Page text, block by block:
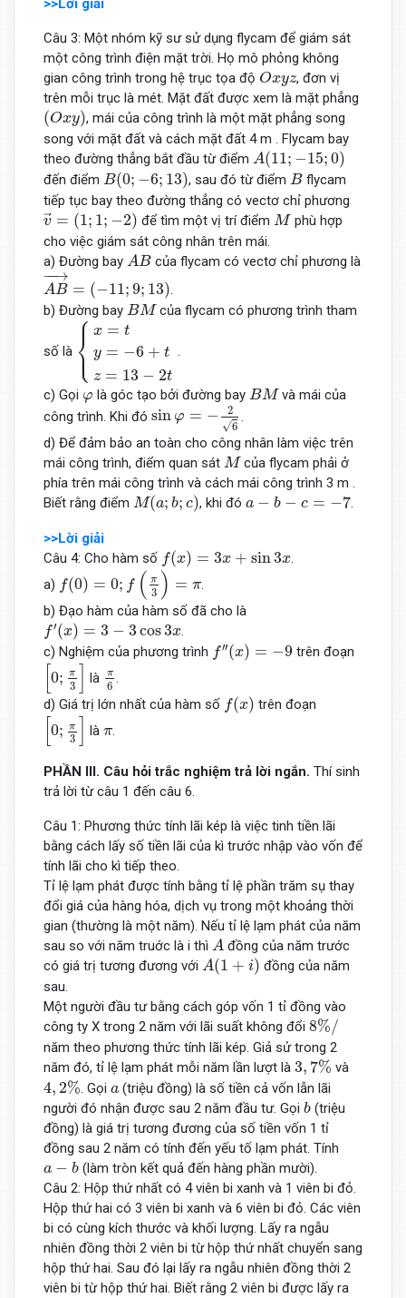
>>Lời giải
Câu 3: Một nhóm kỹ sư sử dụng flycam để giám sát
một công trình điện mặt trời. Họ mô phỏng không
gian công trình trong hệ trục tọa độ Oxyz
Ox y z, đơn vị
trên mỗi trục là mét. Mặt đất được xem là mặt phẳng
(Oxy)
(Ox
, mái của công trình là một mặt phẳng song
song với mặt đất và cách mặt đất 4 m . Flycam bay
theo đường thẳng bắt đầu từ điểm A(11; −15;0)
A(11 − 15;0 )
đến điểm B(0; −6; 13)
B(0; 6;13) , sau đó từ điểm B
Bflycam
tiếp tục bay theo đường thẳng có vectơ chỉ phương
→
v = (1; 1; −2)
v → =(1 1 ;− 2) để tìm một vị trí điểmM
Mphù hợp
cho việc giám sát công nhân trên mái.
a) Đường bay AB
A B của flycam có vectơ chỉ phương là
−
−→
AB = (−11;9; 13)
AB→=(− 11; 9;13 )
.
b) Đường bay BM
BM của flycam có phương trình tham
số là ⎧
⎪
⎨
⎪
⎩
x = t
y = −6 + t
z = 13 − 2t
{x= ty=−6+tz =13−2t
.
c) Gọi φ
φ là góc tạo bởi đường bay BM
BM và mái của
công trình. Khi đó sin φ = −
2
√6
sinφ=−26
d) Để đảm bảo an toàn cho công nhân làm việc trên
mái công trình, điểm quan sát M
Mcủa flycam phải ở
phía trên mái công trình và cách mái công trình 3 m .
Biết rằng điểm M(a; b; c)
M(a b; , khi đóa − b − c = −7
a − c= −7 .
>>Lời giải
Câu 4: Cho hàm số f(x) = 3x + sin3x
f(x = + sin x
.
a) f(0) = 0; f ( π
3 ) = π
= π
.
b) Đạo hàm của hàm số đã cho là
f′(x) = 3 − 3cos3x
f′(x )= 3 cos3
.
c) Nghiệm của phương trình f′′(x) = −9
f′′(x = trên đoạn
0; π
3
0 π3 ]
là π
6
π.
d) Giá trị lớn nhất của hàm số f(x)
f(x) trên đoạn
0; π
3
0 ]
là π
π.
PHẦN III. Câu hỏitrắc nghiệm trả lời ngắn. Thí sinh
trả lời từ câu 1 đến câu 6.
Câu 1: Phương thức tính lãi kép là việc tinh tiền lãi
bằng cách lấy số tiền lãi của kì trước nhập vào vốn để
tính lãi cho kì tiếp theo.
Tỉ lệ lạm phát được tính bằng tỉ lệ phần trăm sụ thay
đổi giá của hàng hóa, dịch vụ trong một khoảng thời
gian (thường là một năm). Nếu tỉ lệ lạm phát của năm
sau so với năm truớc là i thì A
A đồng của năm trước
có giá trị tương đương với A(1 + i)
A(1 i
đồng của năm
sau.
Một người đầu tư bằng cách góp vốn 1 tỉ đồng vào
công ty X trong 2 năm với lãi suất không đổi 8%/
8% /
năm theo phương thức tính lãi kép. Giả sử trong 2
năm đó, tỉ lệ lạm phát mỗi năm lần lượt là 3, 7%
3 7% và
4, 2%
4 2% . Gọi a
a(triệu đồng) là số tiền cả vốn lẫn lãi
người đó nhận được sau 2 năm đầu tư. Gọi b
b (triệu
đồng) là giá trị tương đương của số tiền vốn 1 tỉ
đồng sau 2 năm có tính đến yếu tố lạm phát. Tính
a − b
a b (làm tròn kết quả đến hàng phần mười).
Câu 2: Hộp thứ nhất có 4 viên bi xanh và 1 viên bi đỏ.
Hộp thứ hai có 3 viên bi xanh và 6 viên bi đỏ. Các viên
bi có cùng kích thước và khối lượng. Lấy ra ngẫu
nhiên đồng thời 2 viên bi từ hộp thứ nhất chuyển sang
hộp thứ hai. Sau đó lại lấy ra ngẫu nhiên đồng thời 2
viên bi từ hộp thứ hai. Biết rằng 2 viên bi được lấy ra